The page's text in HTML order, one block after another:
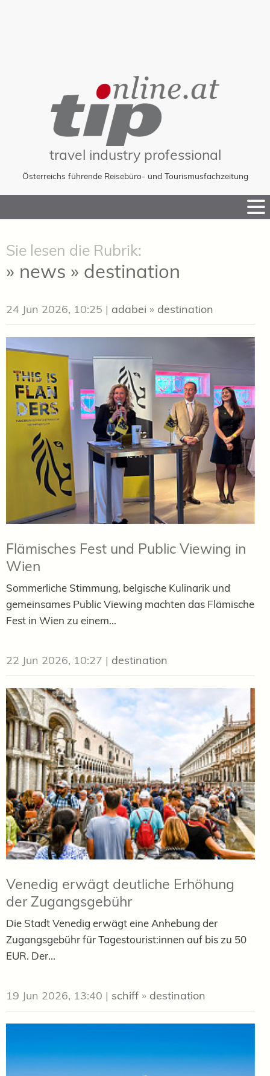
travel industry professional
Österreichs führende Reisebüro- und Tourismusfachzeitung
to
Sie lesen die Rubrik:
» news » destination
24 Jun 2026, 10:25 | adabei » destination
Flämisches Fest und Public Viewing in
Wien
Sommerliche Stimmung, belgische Kulinarik und
gemeinsames Public Viewing machten das Flämische
Fest in Wien zu einem...
22 Jun 2026, 10:27 | destination
Venedig erwägt deutliche Erhöhung
der Zugangsgebühr
Die Stadt Venedig erwägt eine Anhebung der
Zugangsgebühr für Tagestourist:innen auf bis zu 50
EUR. Der...
19 Jun 2026, 13:40 | schiff » destination